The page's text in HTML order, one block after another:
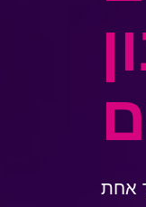
אחת